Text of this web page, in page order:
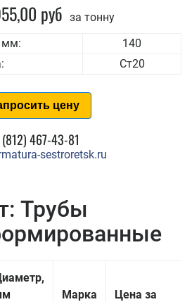
руб за тонну
мм:
140
Ст20
цену
(812) 467-43-81
sestroretsk.ru
Трубы
Марка Цена за